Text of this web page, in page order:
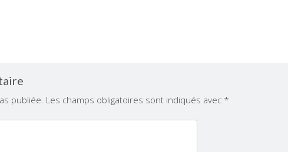
publiée. Les champs obligatoires sont indiqués avec *